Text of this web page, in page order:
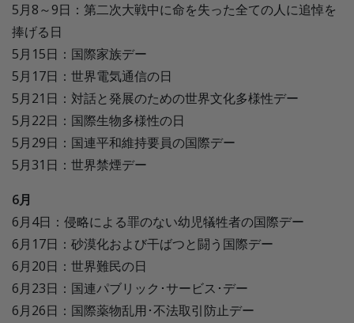
5月8～9日：第二次大戦中に命を失った全ての人に追悼を
捧げる日
5月15日：国際家族デー
5月17日：世界電気通信の日
5月21日：対話と発展のための世界文化多様性デー
5月22日：国際生物多様性の日
5月29日：国連平和維持要員の国際デー
5月31日：世界禁煙デー
6月
6月4日：侵略による罪のない幼児犠牲者の国際デー
6月17日：砂漠化および干ばつと闘う国際デー
6月20日：世界難民の日
6月23日：国連パブリック･サービス･デー
6月26日：国際薬物乱用･不法取引防止デー